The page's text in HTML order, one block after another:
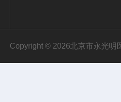
Copyright © 2026北京市永光